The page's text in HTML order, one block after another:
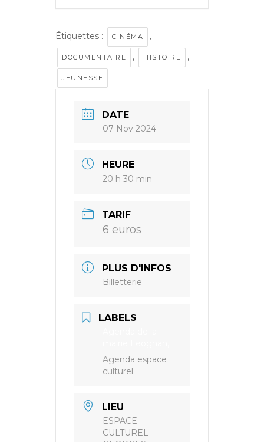
Étiquettes : CINÉMA ,
DOCUMENTAIRE , HISTOIRE ,
JEUNESSE
DATE
07 Nov 2024
HEURE
20 h 30 min
TARIF
6 euros
PLUS D'INFOS
Billetterie
LABELS
Agenda espace
culturel
LIEU
ESPACE
CULTUREL